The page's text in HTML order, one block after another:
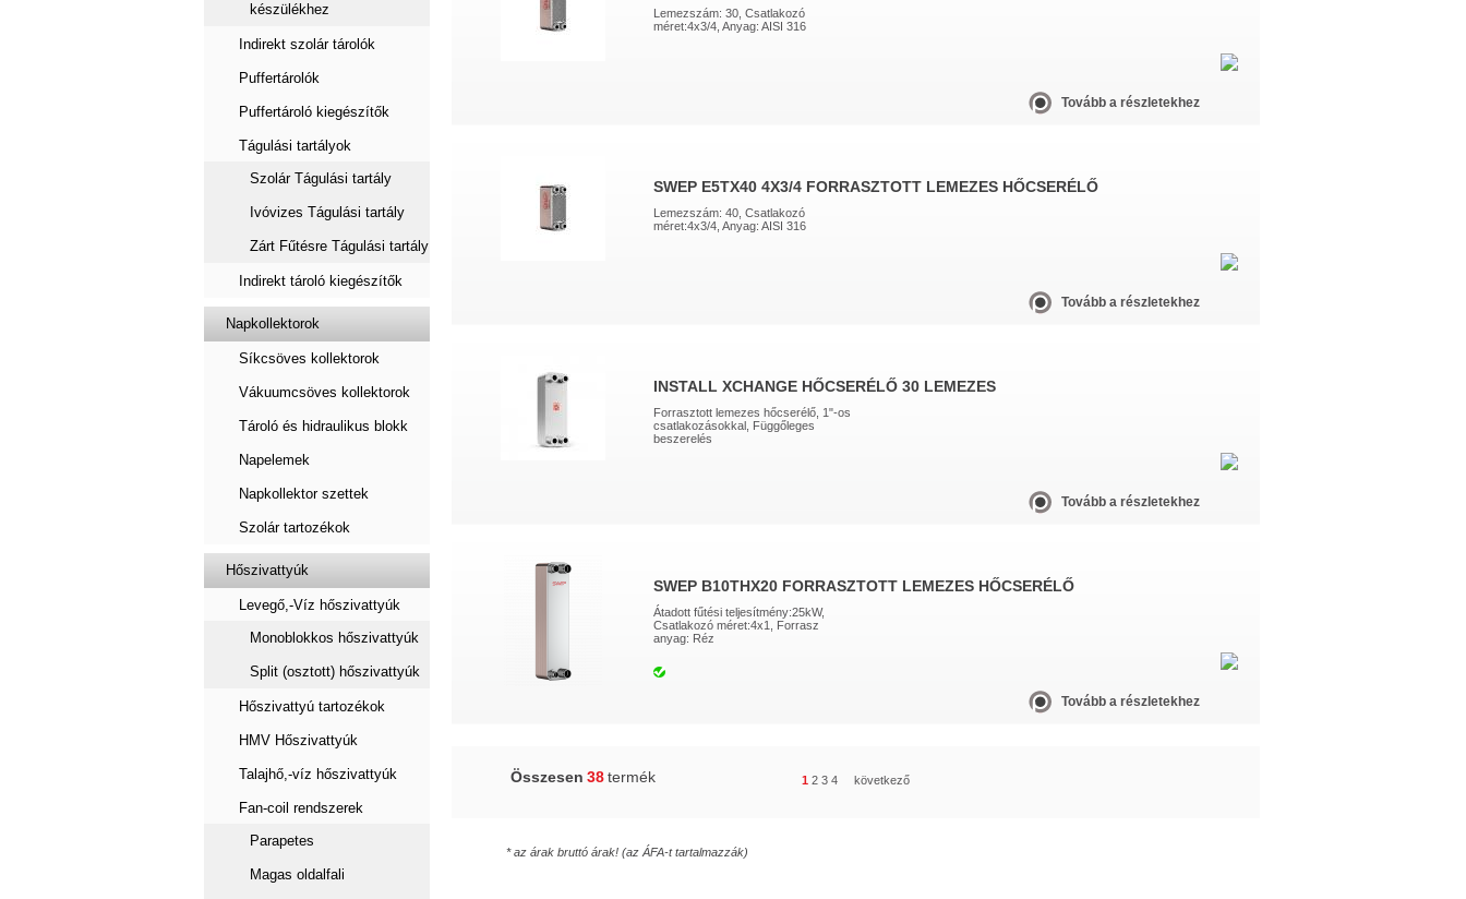
készülékhez
Indirekt szolár tárolók
Puffertárolók
Puffertároló kiegészítők
Tágulási tartályok
Szolár Tágulási tartály
Ivóvizes Tágulási tartály
Zárt Fűtésre Tágulási tartály
Indirekt tároló kiegészítők
Napkollektorok
Síkcsöves kollektorok
Vákuumcsöves kollektorok
Tároló és hidraulikus blokk
Napelemek
Napkollektor szettek
Szolár tartozékok
Hőszivattyúk
Levegő,-Víz hőszivattyúk
Monoblokkos hőszivattyúk
Split (osztott) hőszivattyúk
Hőszivattyú tartozékok
HMV Hőszivattyúk
Talajhő,-víz hőszivattyúk
Fan-coil rendszerek
Parapetes
Magas oldalfali
Lemezszám: 30, Csatlakozó
méret:4x3/4, Anyag: AISI 316
Tovább a részletekhez
SWEP E5TX40 4X3/4 FORRASZTOTT LEMEZES HŐCSERÉLŐ
Lemezszám: 40, Csatlakozó
méret:4x3/4, Anyag: AISI 316
Tovább a részletekhez
INSTALL XCHANGE HŐCSERÉLŐ 30 LEMEZES
Forrasztott lemezes hőcserélő, 1"-os
csatlakozásokkal, Függőleges
beszerelés
Tovább a részletekhez
SWEP B10THX20 FORRASZTOTT LEMEZES HŐCSERÉLŐ
Átadott fűtési teljesítmény:25kW,
Csatlakozó méret:4x1, Forrasz
anyag: Réz
Tovább a részletekhez
Összesen 38 termék 1 2 3 4 következő
* az árak bruttó árak! (az ÁFA-t tartalmazzák)